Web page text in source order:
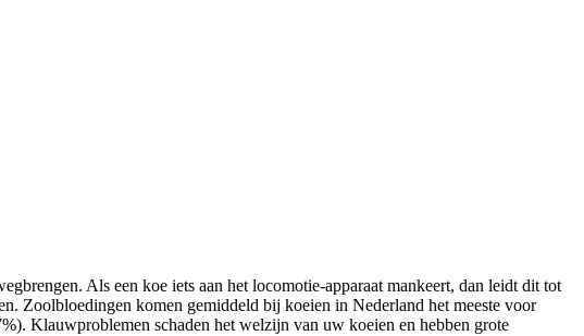
Als een koe iets aan het locomotie-apparaat mankeert, dan leidt dit tot
Zoolbloedingen komen gemiddeld bij koeien in Nederland het meeste voor
Klauwproblemen schaden het welzijn van uw koeien en hebben grote